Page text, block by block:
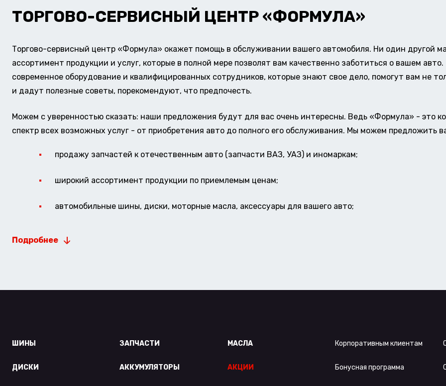
ТОРГОВО-СЕРВИСНЫЙ ЦЕНТР «ФОРМУЛА»
Торгово-сервисный центр «Формула» окажет помощь в обслуживании вашего автомобиля. Ни один другой
ассортимент продукции и услуг, которые в полной мере позволят вам качественно заботиться о вашем
современное оборудование и квалифицированных сотрудников, которые знают свое дело, помогут вам не
и дадут полезные советы, порекомендуют, что предпочесть.
Можем с уверенностью сказать: наши предложения будут для вас очень интересны. Ведь «Формула» - это
спектр всех возможных услуг - от приобретения авто до полного его обслуживания. Мы можем предложить
продажу запчастей к отечественным авто (запчасти ВАЗ, УАЗ) и иномаркам;
широкий ассортимент продукции по приемлемым ценам;
автомобильные шины, диски, моторные масла, аксессуары для вашего авто;
Подробнее
ШИНЫ
ДИСКИ
ЗАПЧАСТИ
АККУМУЛЯТОРЫ
МАСЛА
АКЦИИ
Корпоративным клиентам
Бонусная программа